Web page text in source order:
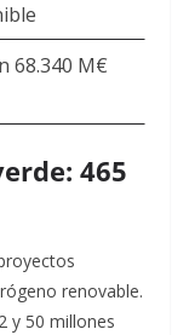
68.340 M€
465
renovable.
y 50 millones